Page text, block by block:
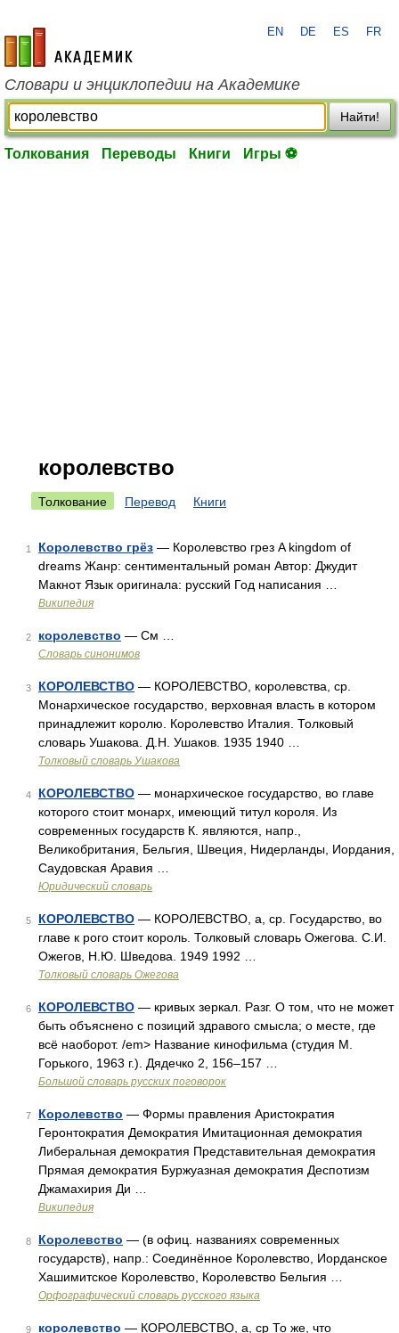
academic.ru
EN DE ES FR
Словари и энциклопедии на Академике
Найти!
Толкования Переводы Книги Игры ⚽
королевство
Толкование Перевод Книги
1 Королевство грёз — Королевство грез A kingdom of
dreams Жанр: сентиментальный роман Автор: Джудит
Макнот Язык оригинала: русский Год написания …
Википедия
2 королевство — См …
Словарь синонимов
3 КОРОЛЕВСТВО — КОРОЛЕВСТВО, королевства, ср.
Монархическое государство, верховная власть в котором
принадлежит королю. Королевство Италия. Толковый
словарь Ушакова. Д.Н. Ушаков. 1935 1940 …
Толковый словарь Ушакова
4 КОРОЛЕВСТВО — монархическое государство, во главе
которого стоит монарх, имеющий титул короля. Из
современных государств К. являются, напр.,
Великобритания, Бельгия, Швеция, Нидерланды, Иордания,
Саудовская Аравия …
Юридический словарь
5 КОРОЛЕВСТВО — КОРОЛЕВСТВО, а, ср. Государство, во
главе к рого стоит король. Толковый словарь Ожегова. С.И.
Ожегов, Н.Ю. Шведова. 1949 1992 …
Толковый словарь Ожегова
6 КОРОЛЕВСТВО — кривых зеркал. Разг. О том, что не может
быть объяснено с позиций здравого смысла; о месте, где
всё наоборот. /em> Название кинофильма (студия М.
Горького, 1963 г.). Дядечко 2, 156–157 …
Большой словарь русских поговорок
7 Королевство — Формы правления Аристократия
Геронтократия Демократия Имитационная демократия
Либеральная демократия Представительная демократия
Прямая демократия Буржуазная демократия Деспотизм
Джамахирия Ди …
Википедия
8 Королевство — (в офиц. названиях современных
государств), напр.: Соединённое Королевство, Иорданское
Хашимитское Королевство, Королевство Бельгия …
Орфографический словарь русского языка
9 королевство — КОРОЛЕВСТВО, а, ср То же, что